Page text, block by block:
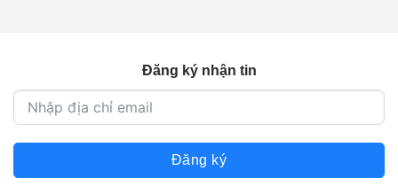
Đăng ký nhận tin
Đăng ký